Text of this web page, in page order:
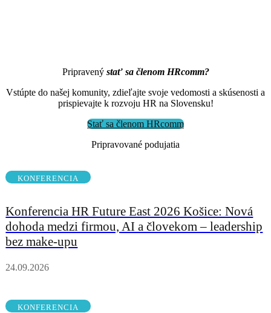
Pripravený stať sa členom HRcomm?
Vstúpte do našej komunity, zdieľajte svoje vedomosti a skúsenosti a
prispievajte k rozvoju HR na Slovensku!
Stať sa členom HRcomm
Pripravované podujatia
KONFERENCIA
Konferencia HR Future East 2026 Košice: Nová
dohoda medzi firmou, AI a človekom – leadership
bez make-upu
24.09.2026
KONFERENCIA